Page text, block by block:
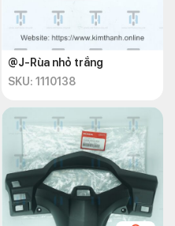
@J-Rùa nhỏ trắng
SKU: 1110138